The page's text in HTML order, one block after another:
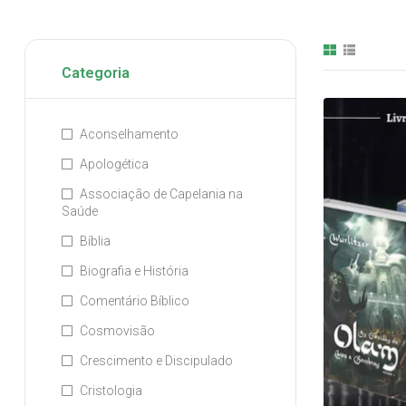
Categoria
Aconselhamento
Apologética
Associação de Capelania na
Saúde
Bíblia
Biografia e História
Comentário Bíblico
Cosmovisão
Crescimento e Discipulado
Cristologia